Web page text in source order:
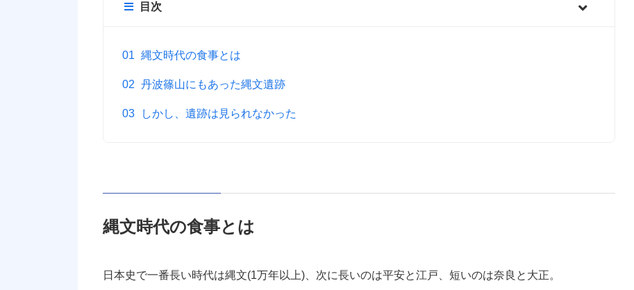
目次
縄文時代の食事とは
丹波篠山にもあった縄文遺跡
しかし、遺跡は見られなかった
縄文時代の食事とは
日本史で一番長い時代は縄文(1万年以上)、次に長いのは平安と江戸、短いのは奈良と大正。